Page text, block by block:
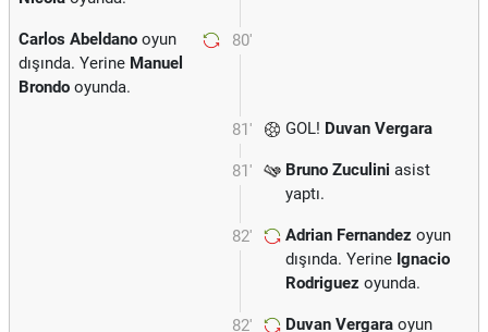
80'
Carlos Abeldano oyun
dışında. Yerine Manuel
Brondo oyunda.
81' GOL! Duvan Vergara
81' Bruno Zuculini asist
yaptı.
82' Adrian Fernandez oyun
dışında. Yerine Ignacio
Rodriguez oyunda.
82' Duvan Vergara oyun